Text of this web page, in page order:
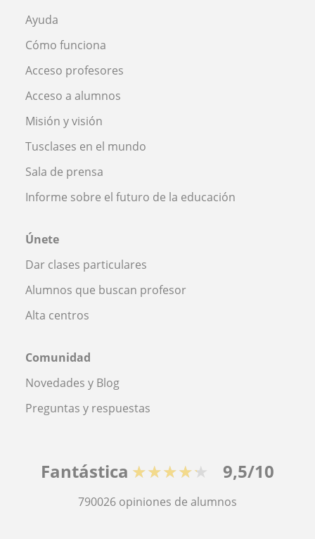
Ayuda
Cómo funciona
Acceso profesores
Acceso a alumnos
Misión y visión
Tusclases en el mundo
Sala de prensa
Informe sobre el futuro de la educación
Únete
Dar clases particulares
Alumnos que buscan profesor
Alta centros
Comunidad
Novedades y Blog
Preguntas y respuestas
Fantástica ★★★★★ 9,5/10
790026 opiniones de alumnos